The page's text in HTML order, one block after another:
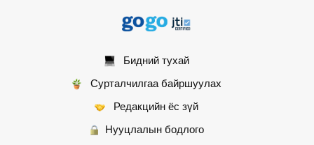
Бидний тухай
Сурталчилгаа байршуулах
Редакцийн ёс зүй
Нууцлалын бодлого